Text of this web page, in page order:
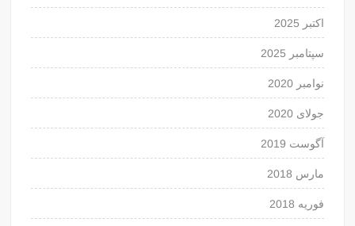
اکتبر 2025
سپتامبر 2025
نوامبر 2020
جولای 2020
آگوست 2019
مارس 2018
فوریه 2018